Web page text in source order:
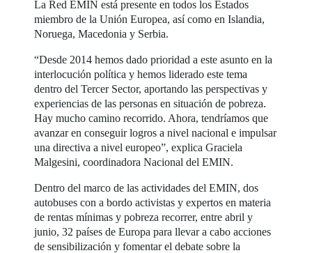
La Red EMIN está presente en todos los Estados
miembro de la Unión Europea, así como en Islandia,
Noruega, Macedonia y Serbia.
“Desde 2014 hemos dado prioridad a este asunto en la
interlocución política y hemos liderado este tema
dentro del Tercer Sector, aportando las perspectivas y
experiencias de las personas en situación de pobreza.
Hay mucho camino recorrido. Ahora, tendríamos que
avanzar en conseguir logros a nivel nacional e impulsar
una directiva a nivel europeo”, explica Graciela
Malgesini, coordinadora Nacional del EMIN.
Dentro del marco de las actividades del EMIN, dos
autobuses con a bordo activistas y expertos en materia
de rentas mínimas y pobreza recorrer, entre abril y
junio, 32 países de Europa para llevar a cabo acciones
de sensibilización y fomentar el debate sobre la